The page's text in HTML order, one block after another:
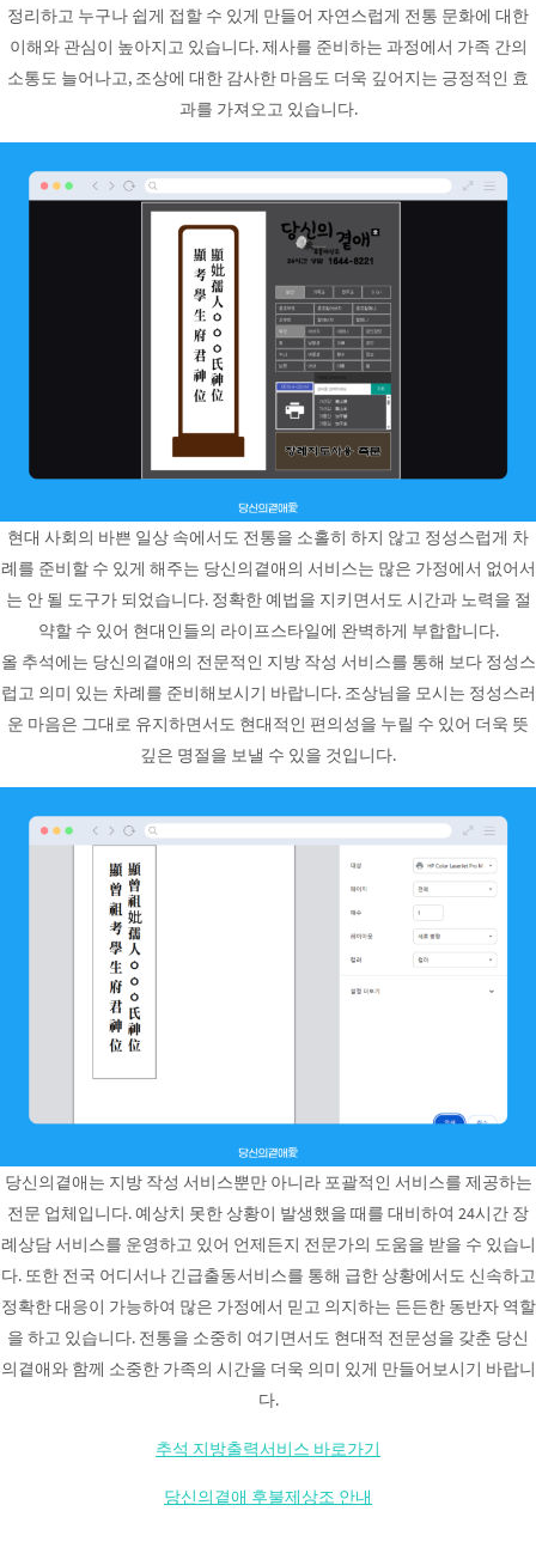
정리하고 누구나 쉽게 접할 수 있게 만들어 자연스럽게 전통 문화에 대한
이해와 관심이 높아지고 있습니다. 제사를 준비하는 과정에서 가족 간의
소통도 늘어나고, 조상에 대한 감사한 마음도 더욱 깊어지는 긍정적인 효
과를 가져오고 있습니다.
현대 사회의 바쁜 일상 속에서도 전통을 소홀히 하지 않고 정성스럽게 차
례를 준비할 수 있게 해주는 당신의곁애의 서비스는 많은 가정에서 없어서
는 안 될 도구가 되었습니다. 정확한 예법을 지키면서도 시간과 노력을 절
약할 수 있어 현대인들의 라이프스타일에 완벽하게 부합합니다.
올 추석에는 당신의곁애의 전문적인 지방 작성 서비스를 통해 보다 정성스
럽고 의미 있는 차례를 준비해보시기 바랍니다. 조상님을 모시는 정성스러
운 마음은 그대로 유지하면서도 현대적인 편의성을 누릴 수 있어 더욱 뜻
깊은 명절을 보낼 수 있을 것입니다.
당신의곁애는 지방 작성 서비스뿐만 아니라 포괄적인 서비스를 제공하는
전문 업체입니다. 예상치 못한 상황이 발생했을 때를 대비하여 24시간 장
례상담 서비스를 운영하고 있어 언제든지 전문가의 도움을 받을 수 있습니
다. 또한 전국 어디서나 긴급출동서비스를 통해 급한 상황에서도 신속하고
정확한 대응이 가능하여 많은 가정에서 믿고 의지하는 든든한 동반자 역할
을 하고 있습니다. 전통을 소중히 여기면서도 현대적 전문성을 갖춘 당신
의곁애와 함께 소중한 가족의 시간을 더욱 의미 있게 만들어보시기 바랍니
다.
추석 지방출력서비스 바로가기
당신의곁애 후불제상조 안내